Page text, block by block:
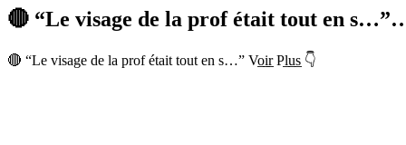
🔴 “Le visage de la prof était tout en
🔴 “Le visage de la prof était tout en s…” Vo̲i̲r̲ Pl̲u̲s̲ 👇